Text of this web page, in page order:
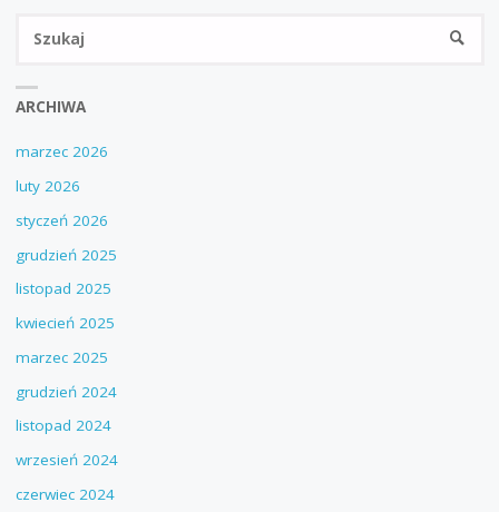
ARCHIWA
marzec 2026
luty 2026
styczeń 2026
grudzień 2025
listopad 2025
kwiecień 2025
marzec 2025
grudzień 2024
listopad 2024
wrzesień 2024
czerwiec 2024